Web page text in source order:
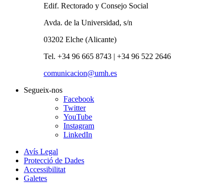
Edif. Rectorado y Consejo Social
Avda. de la Universidad, s/n
03202 Elche (Alicante)
Tel. +34 96 665 8743 | +34 96 522 2646
comunicacion@umh.es
Segueix-nos
Facebook
Twitter
YouTube
Instagram
LinkedIn
Avís Legal
Protecció de Dades
Accessibilitat
Galetes